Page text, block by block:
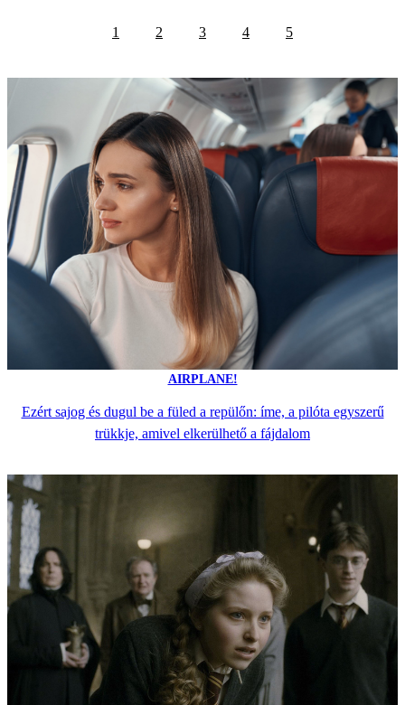
1 2 3 4 5
AIRPLANE!
Ezért sajog és dugul be a füled a repülőn: íme, a pilóta egyszerű
trükkje, amivel elkerülhető a fájdalom